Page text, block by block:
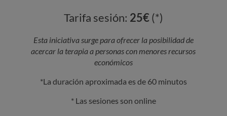
Tarifa sesión: 25€(*)
Esta iniciativa surge para ofrecer la posibilidad de
acercar la terapia a personas con menores recursos
económicos
*La duración aproximada es de 60 minutos
* Las sesiones son online